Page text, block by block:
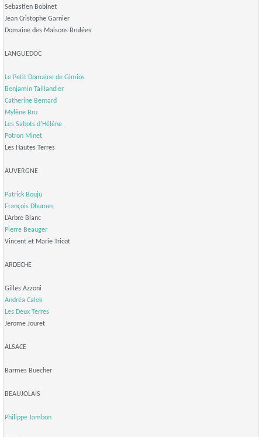
Sebastien Bobinet
Jean Cristophe Garnier
Domaine des Maisons Brulées
LANGUEDOC
Le Petit Domaine de Gimios
Benjamin Taillandier
Catherine Bernard
Mylène Bru
Les Sabots d'Hélène
Potron Minet
Les Hautes Terres
AUVERGNE
Patrick Bouju
François Dhumes
L’Arbre Blanc
Pierre Beauger
Vincent et Marie Tricot
ARDECHE
Gilles Azzoni
Andréa Calek
Les Deux Terres
Jerome Jouret
ALSACE
Barmes Buecher
BEAUJOLAIS
Philippe Jambon